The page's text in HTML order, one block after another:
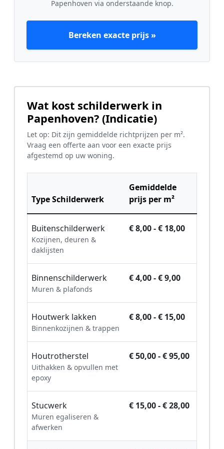
Papenhoven via onderstaande knop.
Bereken exacte prijs »
Wat kost schilderwerk in
Papenhoven? (Indicatie)
Let op: Dit zijn gemiddelde richtprijzen per m².
Vraag een offerte aan voor een exacte prijs
afgestemd op uw woning.
Type Schilderwerk
Gemiddelde
prijs per m²
Buitenschilderwerk
Kozijnen, deuren &
daklijsten
€ 8,00 - € 18,00
Binnenschilderwerk
Muren & plafonds
€ 4,00 - € 9,00
Houtwerk lakken
Binnenkozijnen & trappen
€ 8,00 - € 15,00
Houtrotherstel
Uithakken & opvullen met
epoxy
€ 50,00 - € 95,00
Stucwerk
Muren egaliseren &
afwerken
€ 15,00 - € 28,00